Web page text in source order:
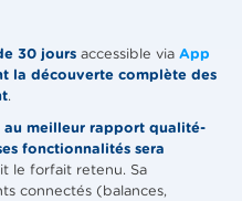
30 jours accessible viaApp
la découverte complète des
.
au meilleur rapport qualité-
fonctionnalités sera
le forfait retenu. Sa
connectés (balances,